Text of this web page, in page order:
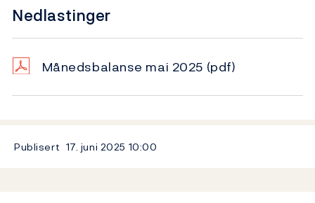
Nedlastinger
Månedsbalanse mai 2025 (pdf)
Publisert 17. juni 2025 10:00